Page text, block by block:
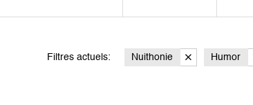
Filtres actuels: Nuithonie Humor